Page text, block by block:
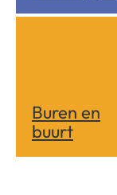
Buren en
buurt